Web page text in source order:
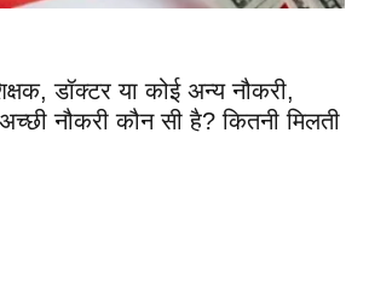
डॉक्टर या कोई अन्य नौकरी,
नौकरी कौन सी है? कितनी मिलती